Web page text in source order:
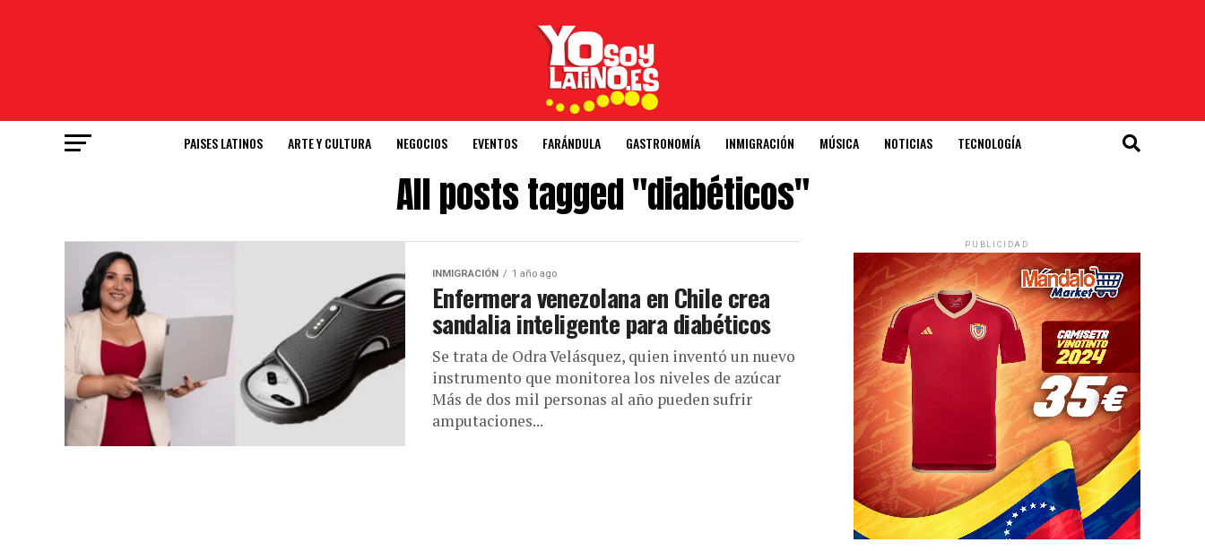
PAISES LATINOS ARTE Y CULTURA NEGOCIOS EVENTOS FARÁNDULA GASTRONOMÍA INMIGRACIÓN MÚSICA NOTICIAS TECNOLOGÍA
All posts tagged "diabéticos"
INMIGRACIÓN 1 año ago
Enfermera venezolana en Chile crea
sandalia inteligente para diabéticos
Se trata de Odra Velásquez, quien inventó un nuevo
instrumento que monitorea los niveles de azúcar
Más de dos mil personas al año pueden sufrir
amputaciones...
PUBLICIDAD